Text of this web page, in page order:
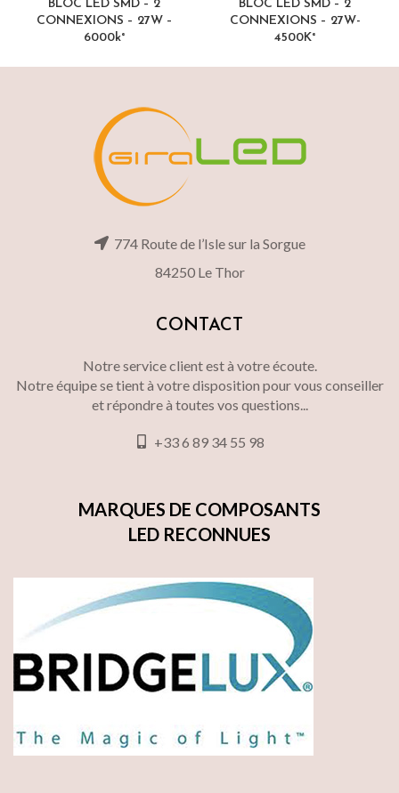
BLOC LED SMD – 2
CONNEXIONS – 27W –
6000k°
BLOC LED SMD – 2
CONNEXIONS – 27W-
4500K°
774 Route de l’Isle sur la Sorgue
84250 Le Thor
CONTACT
Notre service client est à votre écoute.
Notre équipe se tient à votre disposition pour vous conseiller
et répondre à toutes vos questions...
+33 6 89 34 55 98
MARQUES DE COMPOSANTS
LED RECONNUES